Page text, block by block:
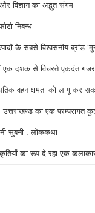
विज्ञान का अद्भुत संगम
निबन्ध
के सबसे विश्वसनीय ब्रांड
एक दशक से विचरते एकदंत
वहन क्षमता को लागू कर
का एक परम्परागत
सुबनी : लोककथा
का रूप दे रहा एक